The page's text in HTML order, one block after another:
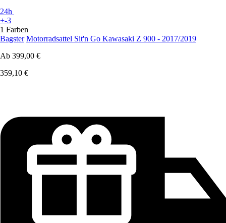
24h
+-3
1 Farben
Bagster Motorradsattel Sit'n Go Kawasaki Z 900 - 2017/2019
Ab 399,00 €
359,10 €